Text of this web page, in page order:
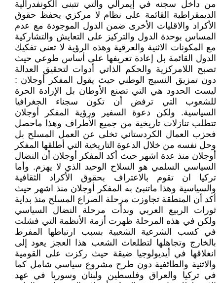
من داخل سجنه في إيمرالي والتي تتبنى الكونفدرالية
الديمقراطية القائمة على نظام لا مركزي يحفظ حقوق
الأكراد والاقليات الأخرى ضمن الدول الموجودة مع عدم
المساس بوحدة الدول والتركيز على التعايش والتشاركية
مع المكونات الاثنية والعرقية وهذه الرؤية لا تعني تفكيك
الدول القائمة بل إعادة تعريفها على أساس طوعي حيث
تصبح اللامركزية والحكم الذاتي أدوات لتحقيق العدالة
دون تمزيق النسيج الوطني حيث يقول المفكر أوجلان :
ليست الحدود هي التي تصنع الأوطان بل الإرادة الحرة
للشعوب التي ترفض أن تكون سجناء الجغرافيا
السياسية. ولكن دعوة السفير ورؤية المفكر أوجلان
تتطلب تنازلات تاريخية من جميع الأطراف وهذا ماحصل
فحزب العمال الكردستاني تخلى عن العمل المسلح بل
وحل نفسه من خلال الدعوة التاريخية التي أطلقها المفكر
أوجلان منذ عدة اشهر حيث أكد المفكر أوجلان أن النضال
السياسي السلمي هو السلاح الوحيد الذي لا يهزم. وأما
تركيا ان تقوم بالاعتراف بحقوق الأكراد الثقافية
والسياسية وهذا ماتنبئ به المفكر أوجلان منذ اشهر حيث
أكد أن المنطقة تجاوزت مرحلة الصراع المسلح منذ بداية
ثورات الربيع العربي وبدأت مرحلة النضال السياسي
ولكن في هذه المرحلة ظهرت أزمة الأنظمة التي فشلت
في كسب الشرعية الشعبية بسبب ارتباطها المفرط
بالخارج وتجاهلها لتطلعات الشعب هذا العجز يعود إلى
انغلاقها في أيديولوجيا ضيقة حيث ركزت على القومية
والاثنية والطائفية دون طرح مشروع سياسي شامل كما
في تركيا والعراق وفلسطين ولبنان وسوريا في عهد